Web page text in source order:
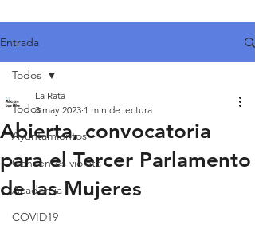
Entrada
Todos
Ayuntamientos
Con lentes violeta
Academia
COVID19
Todos
Abierta, convocatoria
para el Tercer Parlamento
de las Mujeres
La Rata
3 may 2023 1 min de lectura